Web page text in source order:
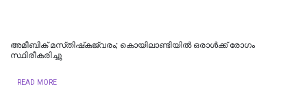
അമീബിക് മസ്‌തിഷ്‌കജ്വരം; കൊയിലാണ്ടിയിൽ ഒരാൾക്ക് രോഗം
സ്ഥിരീകരിച്ചു
READ MORE